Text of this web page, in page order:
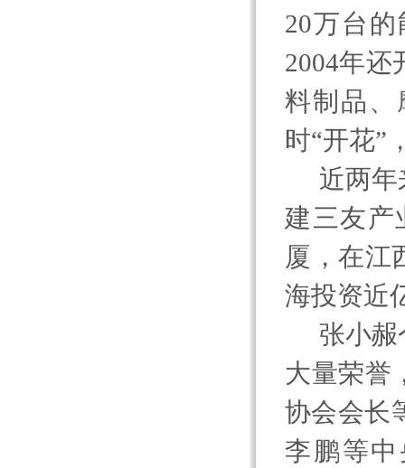
20万台的
2004年还
料制品、
时“开花”
近两
建三友产
厦，在江
海投资近
张小
大量荣誉
协会会长
李鹏等